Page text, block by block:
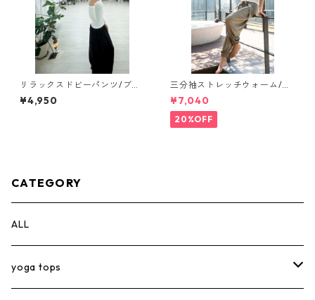
リラックスドビーパンツ/ブラ
ック【pants】
¥4,950
三分袖ストレッチウォーム/リ
ブホワイト【short tops】
¥7,040
20%OFF
CATEGORY
ALL
yoga tops